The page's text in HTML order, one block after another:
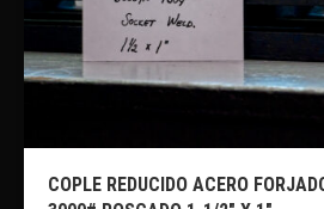
COPLE REDUCIDO ACERO